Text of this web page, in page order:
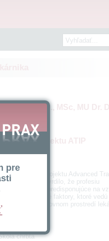
PhD., MSc, MU Dr.
projektu ATIP
v rámci projektu Advanced
sa potvrdilo, že profesiu
faktory predisponujúce na
niektoré faktory, ktoré
hlavne v pracovnom prostredí
chrbta
pre